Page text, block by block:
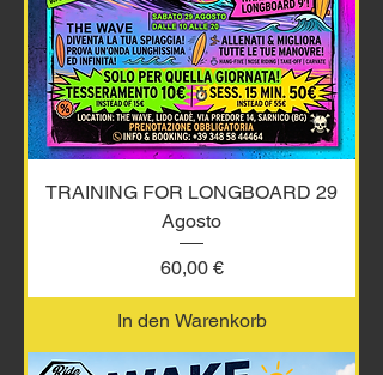
TRAINING FOR LONGBOARD 29
Agosto
Preis
60,00 €
In den Warenkorb